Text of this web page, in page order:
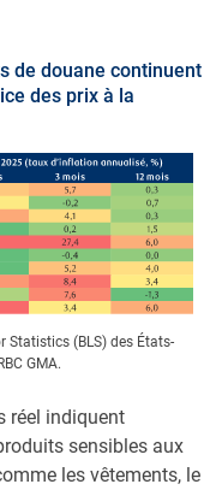
de douane continuent
des prix à la
Statistics (BLS) des États-
GMA.
réel indiquent
sensibles aux
les vêtements, le